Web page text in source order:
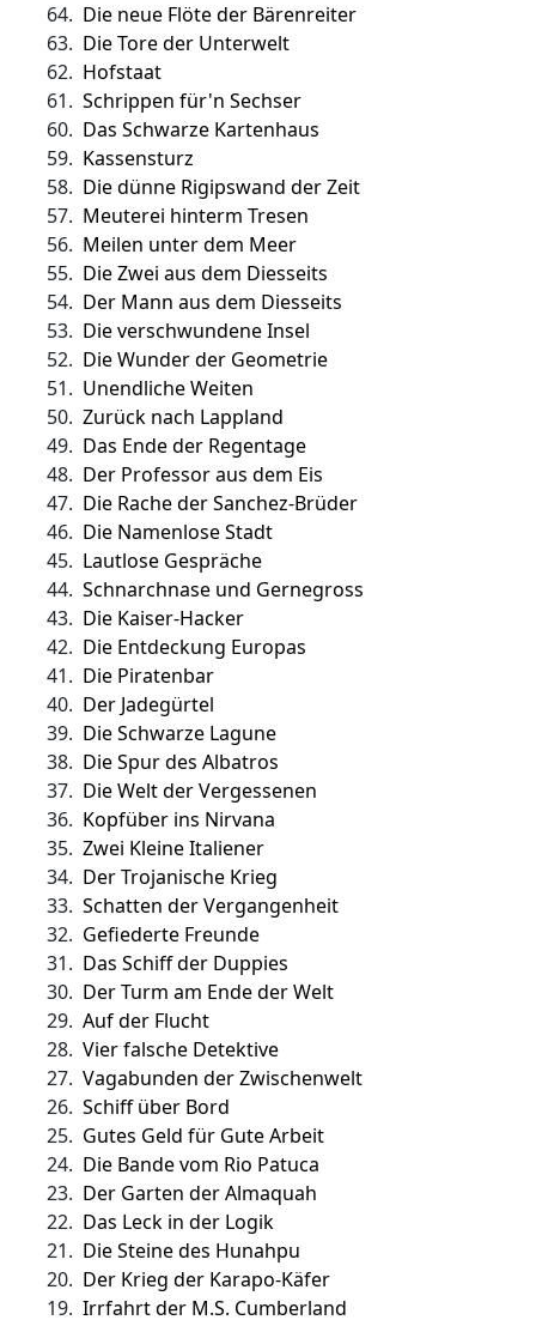
64. Die neue Flöte der Bärenreiter
63. Die Tore der Unterwelt
62. Hofstaat
61. Schrippen für'n Sechser
60. Das Schwarze Kartenhaus
59. Kassensturz
58. Die dünne Rigipswand der Zeit
57. Meuterei hinterm Tresen
56. Meilen unter dem Meer
55. Die Zwei aus dem Diesseits
54. Der Mann aus dem Diesseits
53. Die verschwundene Insel
52. Die Wunder der Geometrie
51. Unendliche Weiten
50. Zurück nach Lappland
49. Das Ende der Regentage
48. Der Professor aus dem Eis
47. Die Rache der Sanchez-Brüder
46. Die Namenlose Stadt
45. Lautlose Gespräche
44. Schnarchnase und Gernegross
43. Die Kaiser-Hacker
42. Die Entdeckung Europas
41. Die Piratenbar
40. Der Jadegürtel
39. Die Schwarze Lagune
38. Die Spur des Albatros
37. Die Welt der Vergessenen
36. Kopfüber ins Nirvana
35. Zwei Kleine Italiener
34. Der Trojanische Krieg
33. Schatten der Vergangenheit
32. Gefiederte Freunde
31. Das Schiff der Duppies
30. Der Turm am Ende der Welt
29. Auf der Flucht
28. Vier falsche Detektive
27. Vagabunden der Zwischenwelt
26. Schiff über Bord
25. Gutes Geld für Gute Arbeit
24. Die Bande vom Rio Patuca
23. Der Garten der Almaquah
22. Das Leck in der Logik
21. Die Steine des Hunahpu
20. Der Krieg der Karapo-Käfer
19. Irrfahrt der M.S. Cumberland